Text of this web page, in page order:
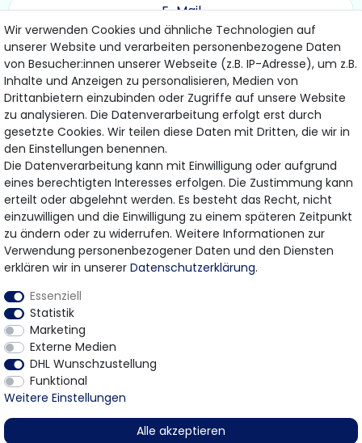
ABONNIEREN
Hiermit bestätige ich, dass ich die Daten­schutz­erklärunggelesen habe.
Meine Einwilligung kann ich jederzeit widerrufen.
Bezahlung & Versand
Wir bieten Ihnen viele Möglichkeiten einer sicheren
Bezahlung.
* Gilt für Lieferungen innerhalb Deutschlands
© 2026 Gomer Trading GmbH / Alle Rechte vorbehalten.
Wir verwenden Cookies und ähnliche Technologien auf
unserer Website und verarbeiten personenbezogene Daten
von Besucher:innen unserer Webseite (z.B. IP-Adresse), um z.B.
Inhalte und Anzeigen zu personalisieren, Medien von
Drittanbietern einzubinden oder Zugriffe auf unsere Website
zu analysieren. Die Datenverarbeitung erfolgt erst durch
gesetzte Cookies. Wir teilen diese Daten mit Dritten, die wir in
den Einstellungen benennen.
Die Datenverarbeitung kann mit Einwilligung oder aufgrund
eines berechtigten Interesses erfolgen. Die Zustimmung kann
erteilt oder abgelehnt werden. Es besteht das Recht, nicht
einzuwilligen und die Einwilligung zu einem späteren Zeitpunkt
zu ändern oder zu widerrufen. Weitere Informationen zur
Verwendung personenbezogener Daten und den Diensten
erklären wir in unserer Daten­schutz­erklärung.
Essenziell
Statistik
Marketing
Externe Medien
DHL Wunschzustellung
Funktional
Weitere Einstellungen
Alle akzeptieren